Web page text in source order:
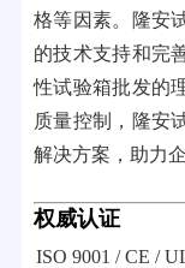
格等因素。隆安
的技术支持和完
性试验箱批发的
质量控制，隆安
解决方案，助力
权威认证
ISO 9001 / CE /